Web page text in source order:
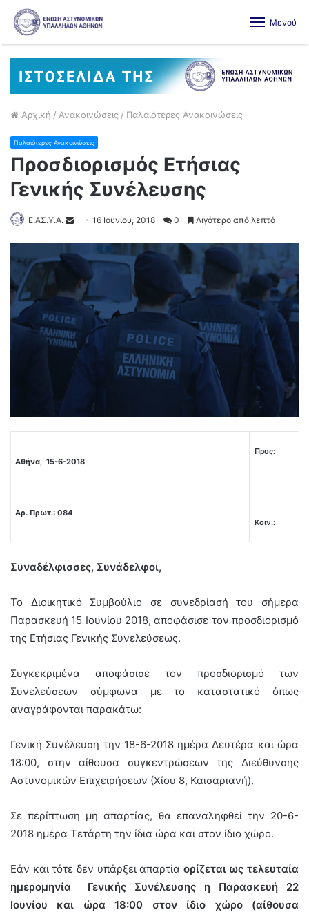
Μενού
Αρχική / Ανακοινώσεις / Παλαιότερες Ανακοινώσεις
Παλαιότερες Ανακοινώσεις
Προσδιορισμός Ετήσιας
Γενικής Συνέλευσης
Ε.ΑΣ.Υ.Α. 16 Ιουνίου, 2018 0 Λιγότερο από λεπτό
Αθήνα, 15-6-2018
Αρ. Πρωτ.: 084
Προς:
Κοιν.:
Συναδέλφισσες, Συνάδελφοι,
Το Διοικητικό Συμβούλιο σε συνεδρίασή του σήμερα
Παρασκευή 15 Ιουνίου 2018, αποφάσισε τον προσδιορισμό
της Ετήσιας Γενικής Συνελεύσεως.
Συγκεκριμένα αποφάσισε τον προσδιορισμό των
Συνελεύσεων σύμφωνα με το καταστατικό όπως
αναγράφονται παρακάτω:
Γενική Συνέλευση την 18-6-2018 ημέρα Δευτέρα και ώρα
18:00, στην αίθουσα συγκεντρώσεων της Διεύθυνσης
Αστυνομικών Επιχειρήσεων (Χίου 8, Καισαριανή).
Σε περίπτωση μη απαρτίας, θα επαναληφθεί την 20-6-
2018 ημέρα Τετάρτη την ίδια ώρα και στον ίδιο χώρο.
Εάν και τότε δεν υπάρξει απαρτία ορίζεται ως τελευταία
ημερομηνία Γενικής Συνέλευσης η Παρασκευή 22
Ιουνίου και ώρα 18:00 στον ίδιο χώρο (αίθουσα